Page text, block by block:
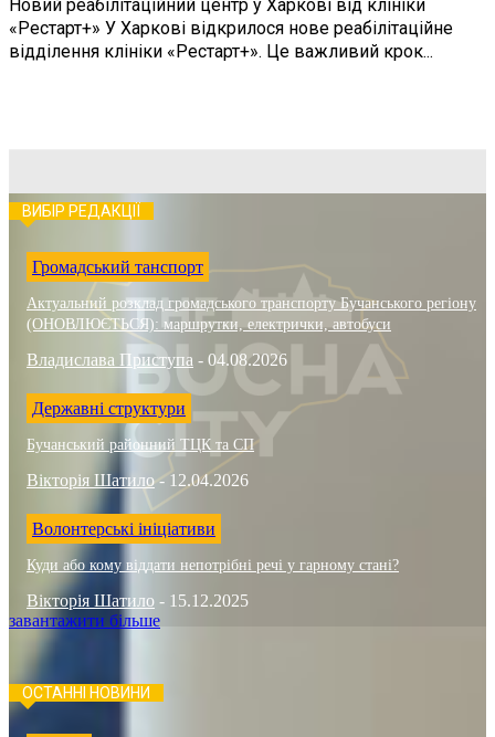
Новий реабілітаційний центр у Харкові від клініки
«Рестарт+» У Харкові відкрилося нове реабілітаційне
відділення клініки «Рестарт+». Це важливий крок...
ВИБІР РЕДАКЦІЇ
Громадський танспорт
Актуальний розклад громадського транспорту Бучанського регіону
(ОНОВЛЮЄТЬСЯ): маршрутки, електрички, автобуси
Владислава Приступа - 04.08.2026
Державні структури
Бучанський районний ТЦК та СП
Вікторія Шатило - 12.04.2026
Волонтерські ініціативи
Куди або кому віддати непотрібні речі у гарному стані?
Вікторія Шатило - 15.12.2025
завантажити більше
ОСТАННІ НОВИНИ